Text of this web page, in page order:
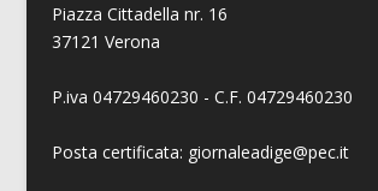
Piazza Cittadella nr. 16
37121 Verona
P.iva 04729460230 - C.F. 04729460230
Posta certificata: giornaleadige@pec.it